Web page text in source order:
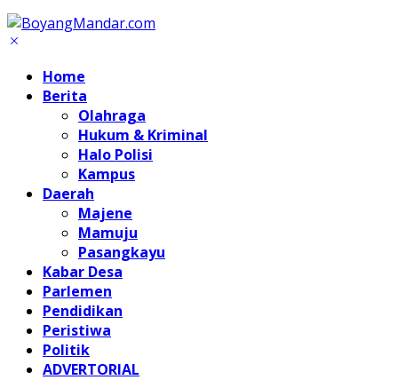
Home
Berita
Olahraga
Hukum & Kriminal
Halo Polisi
Kampus
Daerah
Majene
Mamuju
Pasangkayu
Kabar Desa
Parlemen
Pendidikan
Peristiwa
Politik
ADVERTORIAL